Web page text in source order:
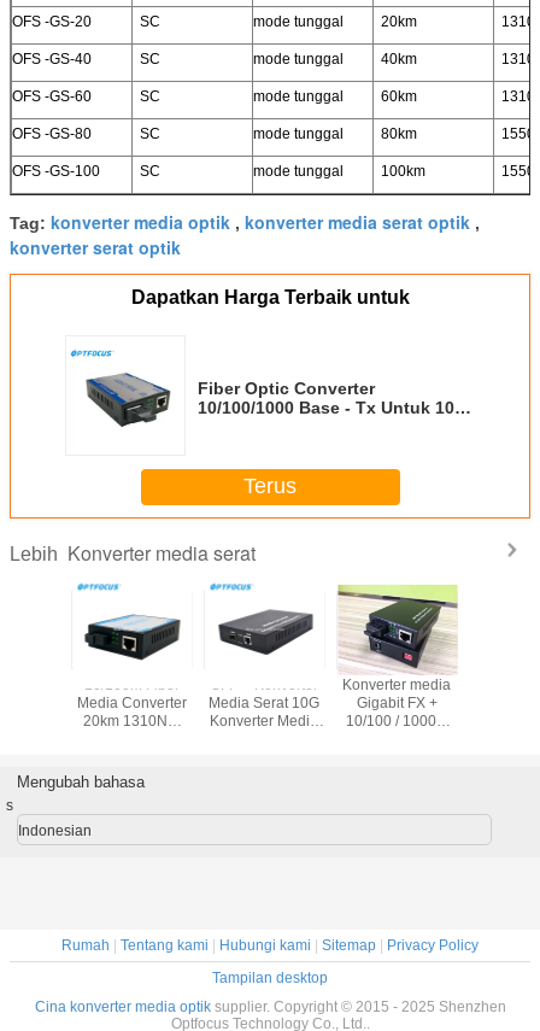
OFS -GS-20 SC mode tunggal 20km
OFS -GS-40 SC mode tunggal 40km
OFS -GS-60 SC mode tunggal 60km
OFS -GS-80 SC mode tunggal 80km
OFS -GS-100 SC mode tunggal 100km
Tag: konverter media optik , konverter media serat optik ,
konverter serat optik
Dapatkan Harga Terbaik untuk
Fiber Optic Converter
10/100/1000 Base - Tx Untuk 1000
Terus
Lebih Konverter media serat
gigabit
10/100M Fiber
Media Converter
20km 1310NM
Untuk FTTH
SFP + Konverter
Media Serat 10G
Konverter Media
Konverter media
Gigabit FX +
10/100 / 1000M
Mengubah bahasa
s
Indonesian
Rumah | Tentang kami | Hubungi kami | Sitemap | Privacy Policy
Tampilan desktop
Cina konverter media optiksupplier. Copyright © 2015 - 2025 Shenzhen
Optfocus Technology Co., Ltd..